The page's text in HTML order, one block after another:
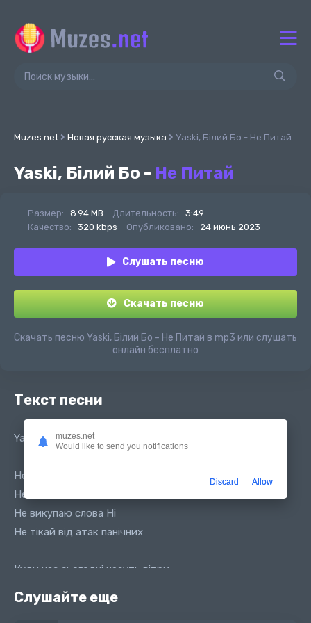
Muzes.net Новая русская музыка Yaski, Білий Бо - Не Питай
Yaski, Білий Бо - Не Питай
Размер: 8.94 MB Длительность:
3:49
Качество:
320 kbps Опубликовано: 24 июнь 2023
Слушать песню
Скачать песню
Скачать песню Yaski, Білий Бо - Не Питай в mp3 или слушать
онлайн бесплатно
Текст песни
Yaski feat. Білий Бо - Не Питай
Не викупаю слова Ні
Не питай де літаю вічно
Не викупаю слова Ні
Не тікай від атак панічних
Куди нас сьогодні несуть вітри
У темні холодні хвилини самоти
У дивні безодні стрибну з гори
Слушайте еще
muzes.net
Would like to send you notifications
Discard Allow